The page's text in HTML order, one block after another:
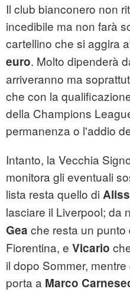
Il club bianconero non
incedibile ma non farà
cartellino che si aggira
euro. Molto dipenderà
arriveranno ma
che con la
della Champions
permanenza o l'addio
Intanto, la Vecchia
monitora gli eventuali
lista resta quello di
lasciare il Liverpool; da
Gea che resta un punto
Fiorentina, e Vicario
il dopo Sommer,
porta a Marco